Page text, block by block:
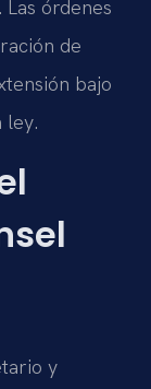
órdenes
de
bajo
ley.
y